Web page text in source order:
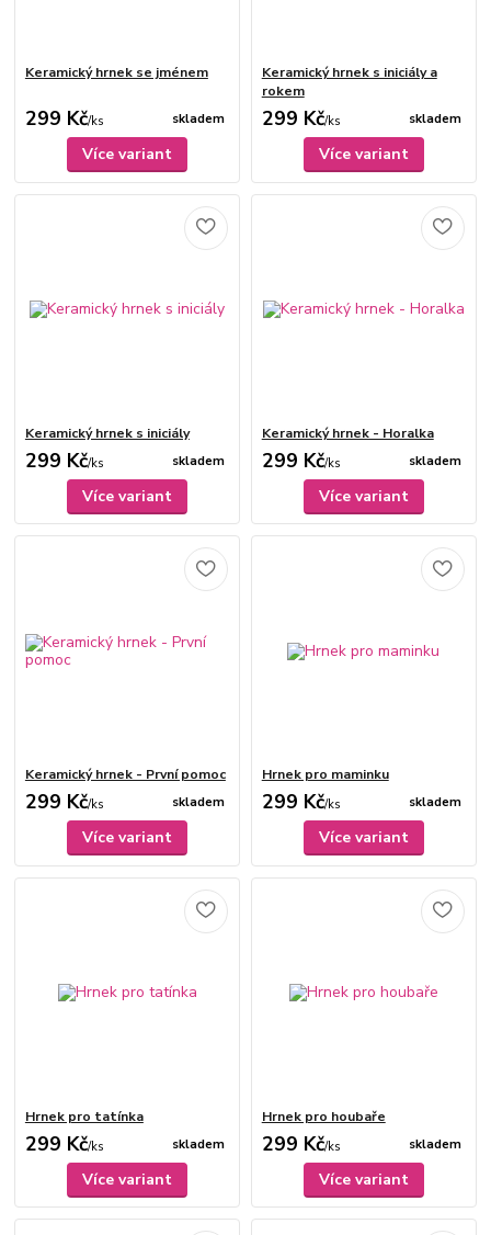
Keramický hrnek se jménem
299 Kč/ks skladem
Více variant
Keramický hrnek s iniciály a
rokem
299 Kč/ks skladem
Více variant
Keramický hrnek s iniciály
299 Kč/ks skladem
Více variant
Keramický hrnek - Horalka
299 Kč/ks skladem
Více variant
Keramický hrnek - První pomoc
299 Kč/ks skladem
Více variant
Hrnek pro maminku
299 Kč/ks skladem
Více variant
Hrnek pro tatínka
299 Kč/ks skladem
Více variant
Hrnek pro houbaře
299 Kč/ks skladem
Více variant